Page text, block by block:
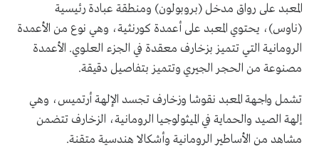
المعبد على رواق مدخل (بروبولون) ومنطقة عبادة رئيسية
(ناوس)، يحتوي المعبد على أعمدة كورنثية، وهي نوع من الأعمدة
الرومانية التي تتميز بزخارف معقدة في الجزء العلوي. الأعمدة
مصنوعة من الحجر الجيري وتتميز بتفاصيل دقيقة.
تشمل واجهة المعبد نقوشا وزخارف تجسد الإلهة أرتميس، وهي
إلهة الصيد والحماية في الميثولوجيا الرومانية، الزخارف تتضمن
مشاهد من الأساطير الرومانية وأشكالا هندسية متقنة.